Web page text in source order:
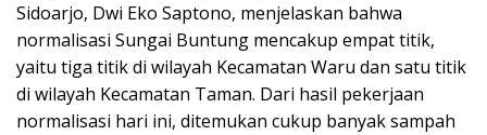
Sidoarjo, Dwi Eko Saptono, menjelaskan bahwa
normalisasi Sungai Buntung mencakup empat titik,
yaitu tiga titik di wilayah Kecamatan Waru dan satu titik
di wilayah Kecamatan Taman. Dari hasil pekerjaan
normalisasi hari ini, ditemukan cukup banyak sampah